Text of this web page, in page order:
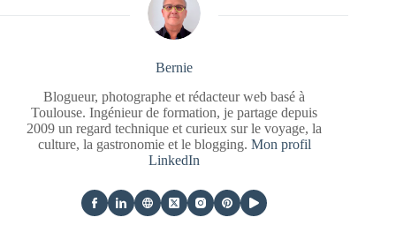
Bernie
Blogueur, photographe et rédacteur web basé à
Toulouse. Ingénieur de formation, je partage depuis
2009 un regard technique et curieux sur le voyage, la
culture, la gastronomie et le blogging. Mon profil
LinkedIn